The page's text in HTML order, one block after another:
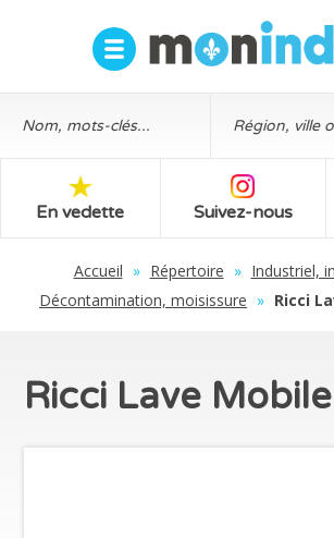
En vedette Suivez-nous
Accueil » Répertoire » Industriel,
Décontamination, moisissure » Ricci
Ricci Lave